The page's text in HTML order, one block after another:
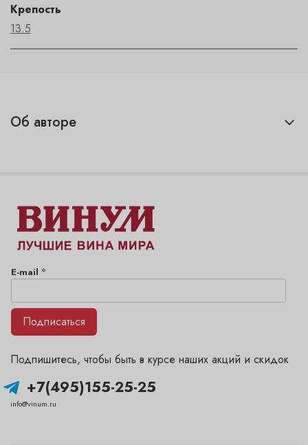
Крепость
13.5
Об авторе
+7(495)155-25-25
info@vinum.ru
Подпишитесь, чтобы быть в курсе наших акций и скидок
E-mail *
Подписаться